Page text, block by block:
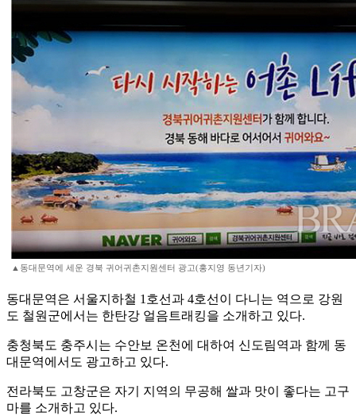
▲동대문역에 세운 경북 귀어귀촌지원센터 광고(홍지영 동년기자)
동대문역은 서울지하철 1호선과 4호선이 다니는 역으로 강원
도 철원군에서는 한탄강 얼음트래킹을 소개하고 있다.
충청북도 충주시는 수안보 온천에 대하여 신도림역과 함께 동
대문역에서도 광고하고 있다.
전라북도 고창군은 자기 지역의 무공해 쌀과 맛이 좋다는 고구
마를 소개하고 있다.